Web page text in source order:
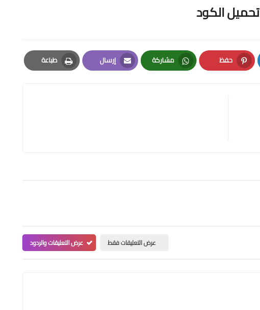
تحميل الكود
حفظ
Pinterest
مشاركة
Whatsapp
إرسال
Email
طباعة
Print
عرض التعليقات فقط عرض التعليقات والردود